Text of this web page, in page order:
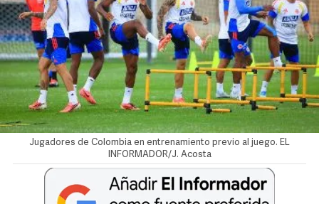
Jugadores de Colombia en entrenamiento previo al juego. EL
INFORMADOR/J. Acosta